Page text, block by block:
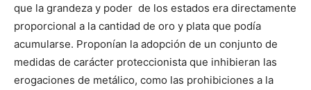
que la grandeza y poder de los estados era directamente
proporcional a la cantidad de oro y plata que podía
acumularse. Proponían la adopción de un conjunto de
medidas de carácter proteccionista que inhibieran las
erogaciones de metálico, como las prohibiciones a la